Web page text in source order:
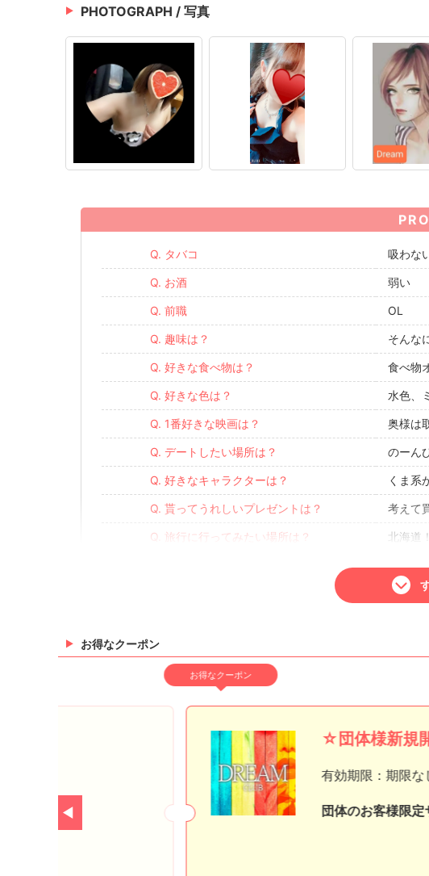
PHOTOGRAPH / 写真
Q. タバコ 吸わな
Q. お酒 弱い
Q. 前職 OL
Q. 趣味は？ そんな
Q. 好きな食べ物は？ 食べ物
Q. 好きな色は？ 水色、
Q. 1番好きな映画は？ 奥様は
Q. デートしたい場所は？ のーん
Q. 好きなキャラクターは？ くま系
Q. 貰ってうれしいプレゼントは？ 考えて
Q. 旅行に行ってみたい場所は？ 北海道！
甘い系
おのの
お得なクーポン
お得なクーポン
☆団体様新規
有効期限：期限な
団体のお客様限定